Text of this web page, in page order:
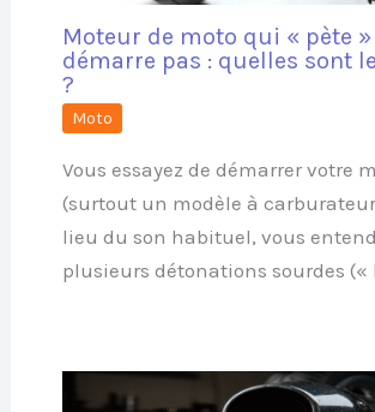
Moteur de moto qui « pète
démarre pas : quelles sont
?
Moto
Vous essayez de démarrer votre
(surtout un modèle à
lieu du son habituel, vous
plusieurs détonations sourdes («